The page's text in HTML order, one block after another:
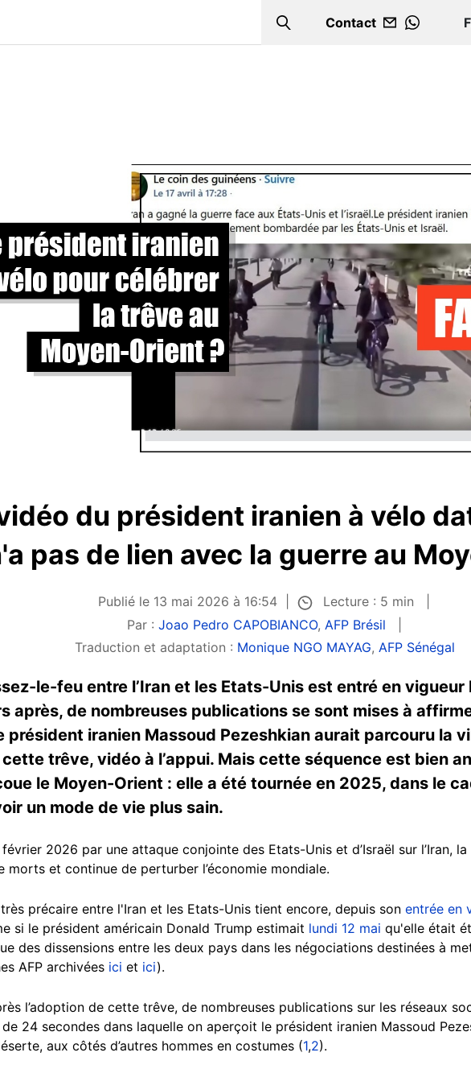
Search
Contact
du président iranien à vélo
pas de lien avec la guerre au
Publié le 13 mai 2026 à 16:54
Lecture : 5 min
Par : Joao Pedro CAPOBIANCO, AFP Brésil
Traduction et adaptation : Monique NGO MAYAG, AFP Sénégal
le-feu entre l’Iran et les Etats-Unis est entré en
après, de nombreuses publications se sont mises à
président iranien Massoud Pezeshkian aurait parcouru la
trêve, vidéo à l’appui. Mais cette séquence est bien
le Moyen-Orient : elle a été tournée en 2025, dans le
un mode de vie plus sain.
2026 par une attaque conjointe des Etats-Unis et d’Israël sur l’Iran,
morts et continue de perturber l’économie mondiale.
précaire entre l'Iran et les Etats-Unis tient encore, depuis son entrée en
si le président américain Donald Trump estimait lundi 12 mai qu'elle était
des dissensions entre les deux pays dans les négociations destinées à
AFP archivées ici et ici).
l’adoption de cette trêve, de nombreuses publications sur les réseaux
24 secondes dans laquelle on aperçoit le président iranien Massoud
aux côtés d’autres hommes en costumes (1,2).